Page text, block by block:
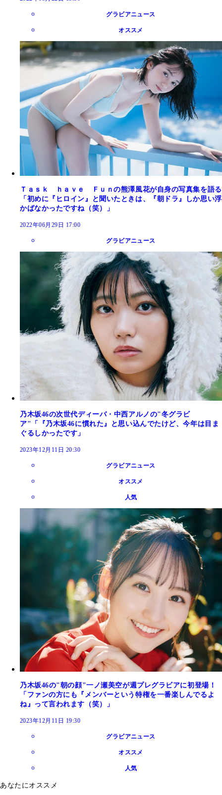
グラビアニュース
オススメ
Ｔａｓｋ ｈａｖｅ Ｆｕｎの熊澤風花が自身の写真集を語る
「初めに『ヒロイン』と聞いたときは、『朝ドラ』しか思い浮
かばなかったですね（笑）」
2022年06月29日 17:00
グラビアニュース
乃木坂46の次世代ディーバ・中西アルノの"冬グラビ
ア"「『乃木坂46に慣れた』と思い込んでたけど、今年は目ま
ぐるしかったです」
2023年12月11日 20:30
グラビアニュース
オススメ
人気
乃木坂46の"朝の顔"一ノ瀬美空が週プレグラビアに初登場！
「ファンの方にも『メンバーという特権を一番楽しんでるよ
ね』って言われます（笑）」
2023年12月11日 19:30
グラビアニュース
オススメ
人気
あなたにオススメ